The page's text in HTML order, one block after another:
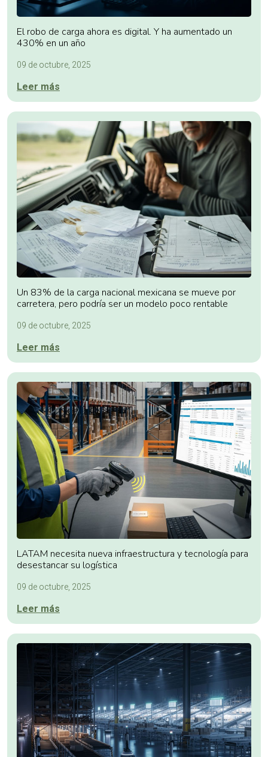
El robo de carga ahora es digital. Y ha aumentado un
430% en un año
09 de octubre, 2025
Leer más
Un 83% de la carga nacional mexicana se mueve por
carretera, pero podría ser un modelo poco rentable
09 de octubre, 2025
Leer más
LATAM necesita nueva infraestructura y tecnología para
desestancar su logística
09 de octubre, 2025
Leer más